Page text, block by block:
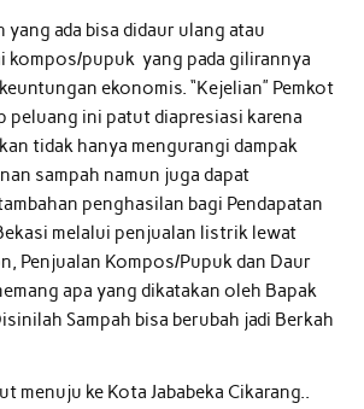
yang ada bisa didaur ulang atau
kompos/pupuk yang pada gilirannya
ekonomis. “Kejelian” Pemkot
peluang ini patut diapresiasi karena
tidak hanya mengurangi dampak
sampah namun juga dapat
penghasilan bagi Pendapatan
melalui penjualan listrik lewat
Penjualan Kompos/Pupuk dan Daur
apa yang dikatakan oleh Bapak
Sampah bisa berubah jadi Berkah
menuju ke Kota Jababeka Cikarang..